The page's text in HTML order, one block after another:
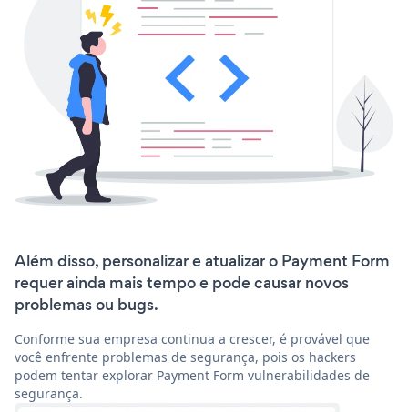
Além disso, personalizar e atualizar o Payment Form
requer ainda mais tempo e pode causar novos
problemas ou bugs.
Conforme sua empresa continua a crescer, é provável que
você enfrente problemas de segurança, pois os hackers
podem tentar explorar Payment Form vulnerabilidades de
segurança.